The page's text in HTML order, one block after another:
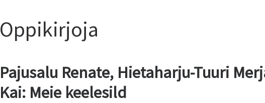
Oppikirjoja
Pajusalu Renate, Hietaharju-Tuuri
Kai: Meie keelesild